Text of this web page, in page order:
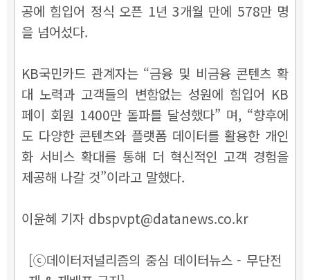
공에 힘입어 정식 오픈 1년 3개월 만에 578만 명
을 넘어섰다.
KB국민카드 관계자는 “금융 및 비금융 콘텐츠 확
대 노력과 고객들의 변함없는 성원에 힘입어 KB
페이 회원 1400만 돌파를 달성했다” 며, “향후에
도 다양한 콘텐츠와 플랫폼 데이터를 활용한 개인
화 서비스 확대를 통해 더 혁신적인 고객 경험을
제공해 나갈 것”이라고 말했다.
이윤혜 기자 dbspvpt@datanews.co.kr
[ⓒ데이터저널리즘의 중심 데이터뉴스 - 무단전